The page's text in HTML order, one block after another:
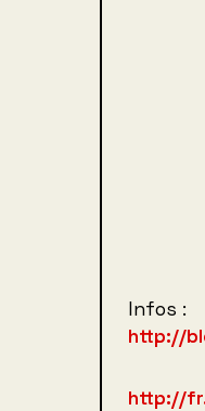
Infos :
http://
http://